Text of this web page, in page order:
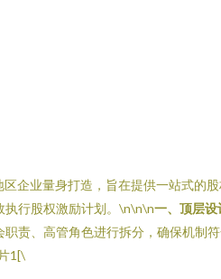
企业量身打造，旨在提供一站式的
执行股权激励计划。\n\n\n一、顶层
职责、高管角色进行拆分，确保机制
1[\